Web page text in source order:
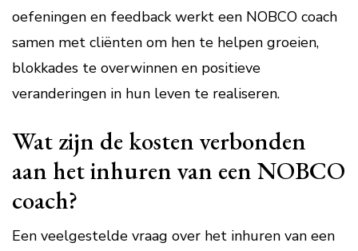
oefeningen en feedback werkt een NOBCO coach
samen met cliënten om hen te helpen groeien,
blokkades te overwinnen en positieve
veranderingen in hun leven te realiseren.
Wat zijn de kosten verbonden
aan het inhuren van een NOBCO
coach?
Een veelgestelde vraag over het inhuren van een